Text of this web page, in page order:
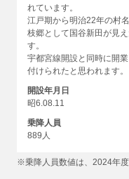
れています。
江戸期から明治22年の村
枝郷として国谷新田が見
す。
宇都宮線開設と同時に開
付けられたと思われます。
開設年月日
昭6.08.11
乗降人員
889人
※乗降人員数値は、2024年度